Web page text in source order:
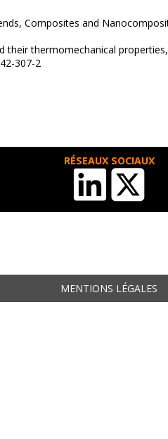
Composites and
their thermomechanical
307-2
RÉSEAUX SOCIAUX
MENTIONS LÉGALES